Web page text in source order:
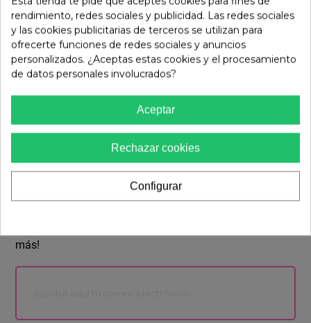
Oro La Strada 2403348
2 colores
La Strada 2402427
Newsletter
¡Suscríbete a nuestra newsletter y sé el primero en recibir
más!
rendimiento, redes sociales y publicidad. Las redes sociales
y las cookies publicitarias de terceros se utilizan para
ofrecerte funciones de redes sociales y anuncios
personalizados. ¿Aceptas estas cookies y el procesamiento
de datos personales involucrados?
Aceptar
Rechazar cookies
Configurar